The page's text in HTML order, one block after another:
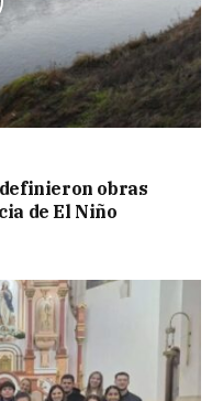
definieron obras
de El Niño